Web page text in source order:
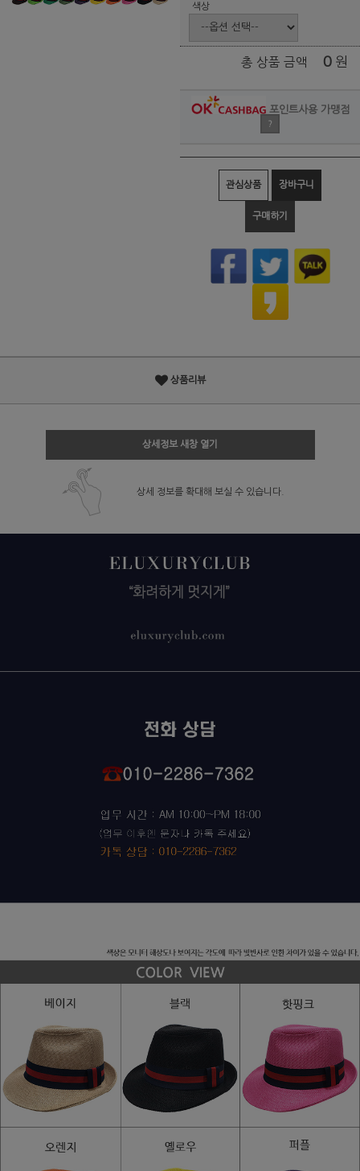
색상
총 상품 금액 0 원
포인트사용 가맹점
?
관심상품 장바구니
구매하기
상품리뷰
상세정보 새창 열기
상세 정보를 확대해 보실 수 있습니다.